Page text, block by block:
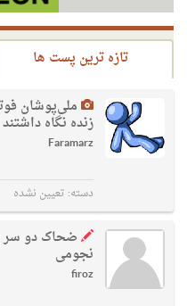
تازه ترین پست ها
ملی‌پوشان
زنده نگاه داشتند
Faramarz
دسته: تعیین نشده
ضحاک دو سر
نجومی
firoz